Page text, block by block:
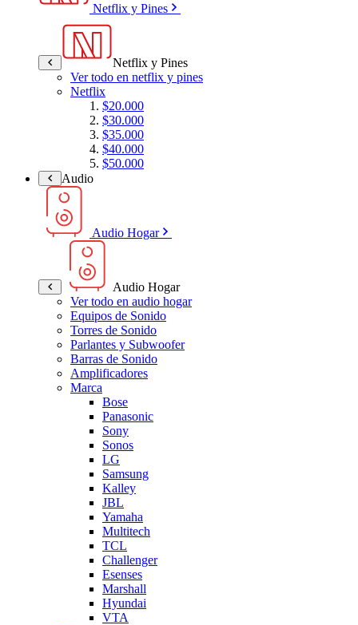
Netflix y Pines
Netflix y Pines
Ver todo en netflix y pines
Netflix
$20.000
$30.000
$35.000
$40.000
$50.000
Audio
Audio Hogar
Audio Hogar
Ver todo en audio hogar
Equipos de Sonido
Torres de Sonido
Parlantes y Subwoofer
Barras de Sonido
Amplificadores
Marca
Bose
Panasonic
Sony
Sonos
LG
Samsung
Kalley
JBL
Yamaha
Multitech
TCL
Challenger
Esenses
Marshall
Hyundai
VTA